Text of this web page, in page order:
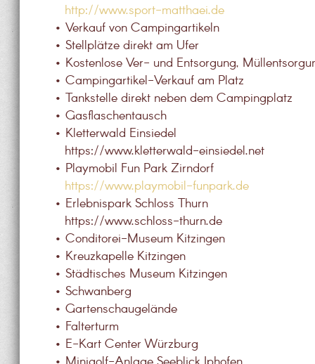
http://www.sport-matthaei.de
• Verkauf von Campingartikeln
• Stellplätze direkt am Ufer
• Kostenlose Ver- und Entsorgung,
• Campingartikel-Verkauf am Platz
• Tankstelle direkt neben dem Campingplatz
• Gasflaschentausch
• Kletterwald Einsiedel
https://www.kletterwald-einsiedel.net
• Playmobil Fun Park Zirndorf
https://www.playmobil-funpark.de
• Erlebnispark Schloss Thurn
https://www.schloss-thurn.de
• Conditorei-Museum Kitzingen
• Kreuzkapelle Kitzingen
• Städtisches Museum Kitzingen
• Schwanberg
• Gartenschaugelände
• Falterturm
• E-Kart Center Würzburg